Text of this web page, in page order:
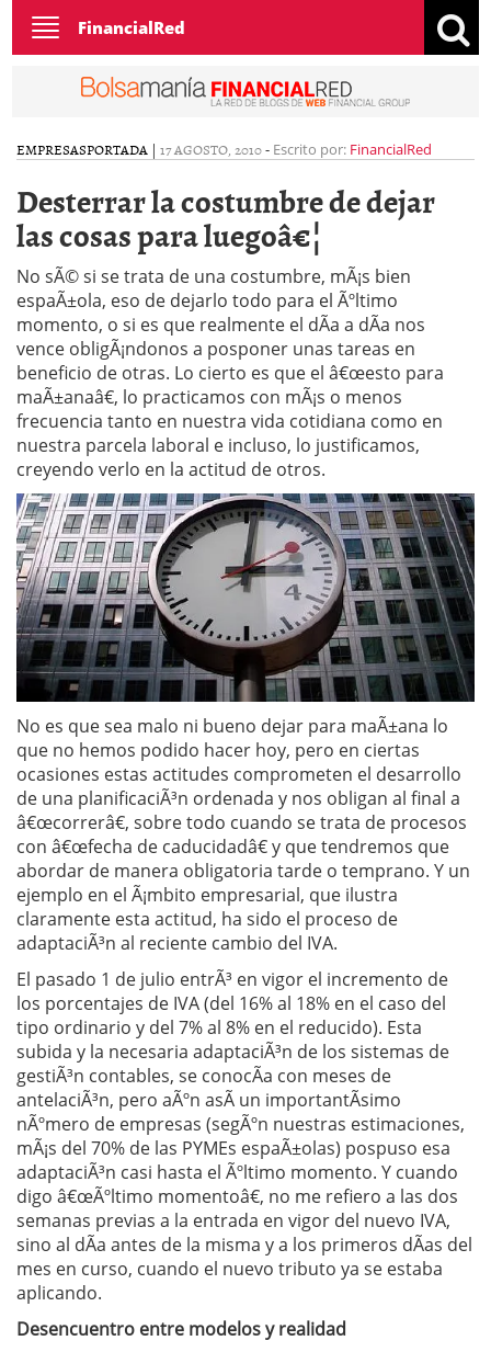
Toggle
navigation
FinancialRed
EMPRESASPORTADA | 17 AGOSTO, 2010- Escrito por: FinancialRed
Desterrar la costumbre de dejar
las cosas para luegoâ€¦
No sÃ© si se trata de una costumbre, mÃ¡s bien
espaÃ±ola, eso de dejarlo todo para el Ãºltimo
momento, o si es que realmente el dÃ­a a dÃ­a nos
vence obligÃ¡ndonos a posponer unas tareas en
beneficio de otras. Lo cierto es que el â€œesto para
maÃ±anaâ€, lo practicamos con mÃ¡s o menos
frecuencia tanto en nuestra vida cotidiana como en
nuestra parcela laboral e incluso, lo justificamos,
creyendo verlo en la actitud de otros.
No es que sea malo ni bueno dejar para maÃ±ana lo
que no hemos podido hacer hoy, pero en ciertas
ocasiones estas actitudes comprometen el desarrollo
de una planificaciÃ³n ordenada y nos obligan al final a
â€œcorrerâ€, sobre todo cuando se trata de procesos
con â€œfecha de caducidadâ€ y que tendremos que
abordar de manera obligatoria tarde o temprano. Y un
ejemplo en el Ã¡mbito empresarial, que ilustra
claramente esta actitud, ha sido el proceso de
adaptaciÃ³n al reciente cambio del IVA.
El pasado 1 de julio entrÃ³ en vigor el incremento de
los porcentajes de IVA (del 16% al 18% en el caso del
tipo ordinario y del 7% al 8% en el reducido). Esta
subida y la necesaria adaptaciÃ³n de los sistemas de
gestiÃ³n contables, se conocÃ­a con meses de
antelaciÃ³n, pero aÃºn asÃ­ un importantÃ­simo
nÃºmero de empresas (segÃºn nuestras estimaciones,
mÃ¡s del 70% de las PYMEs espaÃ±olas) pospuso esa
adaptaciÃ³n casi hasta el Ãºltimo momento. Y cuando
digo â€œÃºltimo momentoâ€, no me refiero a las dos
semanas previas a la entrada en vigor del nuevo IVA,
sino al dÃ­a antes de la misma y a los primeros dÃ­as del
mes en curso, cuando el nuevo tributo ya se estaba
aplicando.
Desencuentro entre modelos y realidad